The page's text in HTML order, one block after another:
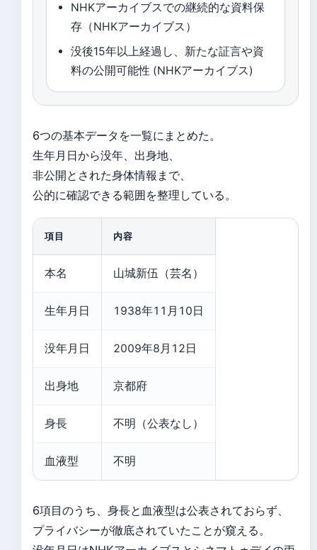
NHKアーカイブスでの継続的な資料保
存（NHKアーカイブス）
没後15年以上経過し、新たな証言や資
料の公開可能性 (NHKアーカイブス)
6つの基本データを一覧にまとめた。
生年月日から没年、出身地、
非公開とされた身体情報まで、
公的に確認できる範囲を整理している。
項目 内容
本名 山城新伍（芸名）
生年月日 1938年11月10日
没年月日 2009年8月12日
出身地 京都府
身長 不明（公表なし）
血液型 不明
6項目のうち、身長と血液型は公表されておらず、
プライバシーが徹底されていたことが窺える。